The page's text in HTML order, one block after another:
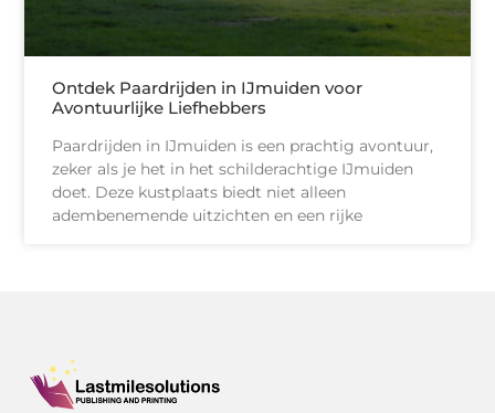
Ontdek Paardrijden in IJmuiden voor
Avontuurlijke Liefhebbers
Paardrijden in IJmuiden is een prachtig avontuur,
zeker als je het in het schilderachtige IJmuiden
doet. Deze kustplaats biedt niet alleen
adembenemende uitzichten en een rijke